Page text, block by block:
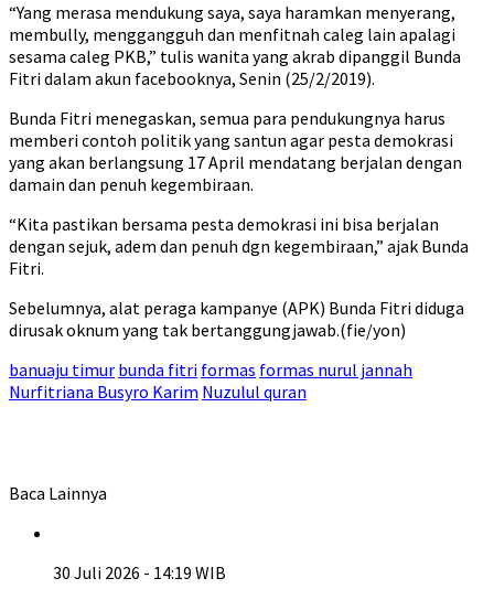
“Yang merasa mendukung saya, saya haramkan menyerang,
membully, menggangguh dan menfitnah caleg lain apalagi
sesama caleg PKB,” tulis wanita yang akrab dipanggil Bunda
Fitri dalam akun facebooknya, Senin (25/2/2019).
Bunda Fitri menegaskan, semua para pendukungnya harus
memberi contoh politik yang santun agar pesta demokrasi
yang akan berlangsung 17 April mendatang berjalan dengan
damain dan penuh kegembiraan.
“Kita pastikan bersama pesta demokrasi ini bisa berjalan
dengan sejuk, adem dan penuh dgn kegembiraan,” ajak Bunda
Fitri.
Sebelumnya, alat peraga kampanye (APK) Bunda Fitri diduga
dirusak oknum yang tak bertanggungjawab.(fie/yon)
banuaju timur bunda fitri formas formas nurul jannah
Nurfitriana Busyro Karim Nuzulul quran
Baca Lainnya
30 Juli 2026 - 14:19 WIB